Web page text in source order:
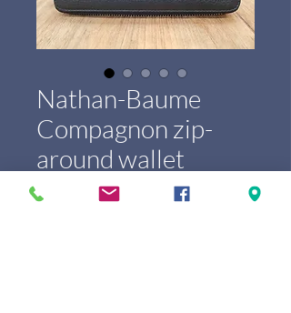
Nathan-Baume
Compagnon zip-
around wallet
100277